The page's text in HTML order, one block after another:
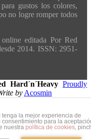
gustos los colores,
no logre romper todos
editada Por Red
2014. ISSN: 2951-
Hard´n´Heavy Proudly
by Acosmin
la mejor experiencia de
para la
nuestra política de cookies ,